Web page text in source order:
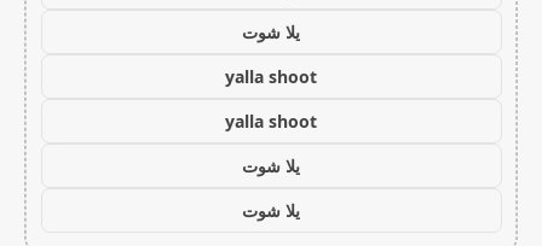
يلا شوت
yalla shoot
yalla shoot
يلا شوت
يلا شوت